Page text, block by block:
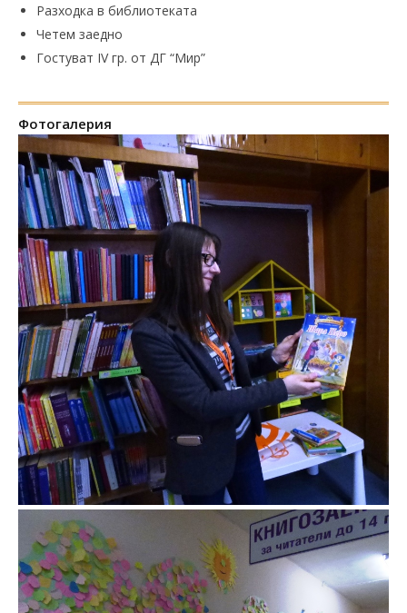
Разходка в библиотеката
Четем заедно
Гостуват IV гр. от ДГ “Мир”
Фотогалерия